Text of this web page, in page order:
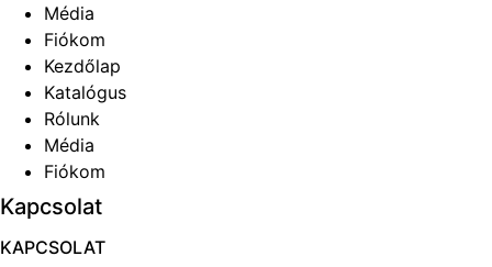
Média
Fiókom
Kezdőlap
Katalógus
Rólunk
Média
Fiókom
Kapcsolat
KAPCSOLAT